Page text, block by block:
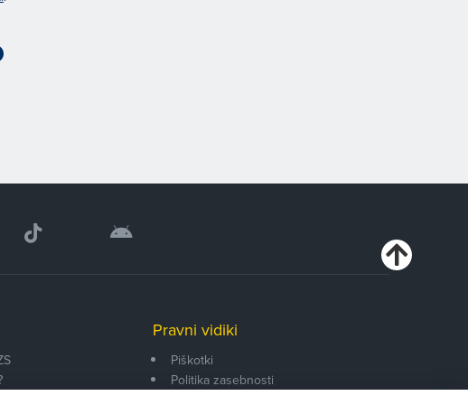
Pravni vidiki
Piškotki
Politika zasebnosti